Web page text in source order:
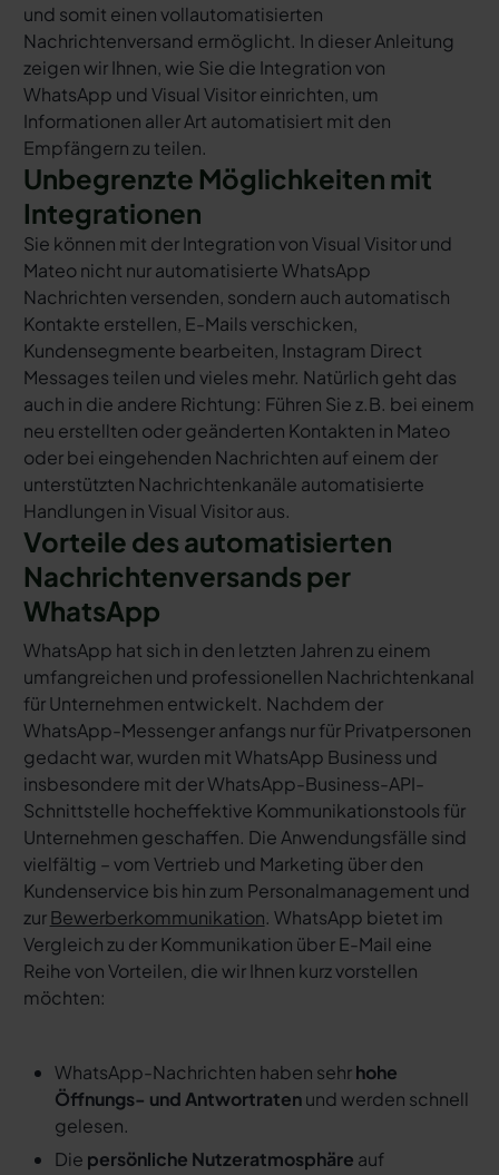
und somit einen vollautomatisierten
Nachrichtenversand ermöglicht. In dieser Anleitung
zeigen wir Ihnen, wie Sie die Integration von
WhatsApp und Visual Visitor einrichten, um
Informationen aller Art automatisiert mit den
Empfängern zu teilen.
Unbegrenzte Möglichkeiten mit
Integrationen
Sie können mit der Integration von Visual Visitor und
Mateo nicht nur automatisierte WhatsApp
Nachrichten versenden, sondern auch automatisch
Kontakte erstellen, E-Mails verschicken,
Kundensegmente bearbeiten, Instagram Direct
Messages teilen und vieles mehr. Natürlich geht das
auch in die andere Richtung: Führen Sie z.B. bei einem
neu erstellten oder geänderten Kontakten in Mateo
oder bei eingehenden Nachrichten auf einem der
unterstützten Nachrichtenkanäle automatisierte
Handlungen in Visual Visitor aus.
Vorteile des automatisierten
Nachrichtenversands per
WhatsApp
WhatsApp hat sich in den letzten Jahren zu einem
umfangreichen und professionellen Nachrichtenkanal
für Unternehmen entwickelt. Nachdem der
WhatsApp-Messenger anfangs nur für Privatpersonen
gedacht war, wurden mit WhatsApp Business und
insbesondere mit der WhatsApp-Business-API-
Schnittstelle hocheffektive Kommunikationstools für
Unternehmen geschaffen. Die Anwendungsfälle sind
vielfältig – vom Vertrieb und Marketing über den
Kundenservice bis hin zum Personalmanagement und
zurBewerberkommunikation. WhatsApp bietet im
Vergleich zu der Kommunikation über E-Mail eine
Reihe von Vorteilen, die wir Ihnen kurz vorstellen
möchten:
WhatsApp-Nachrichten haben sehrhohe
Öffnungs- und Antwortratenund werden schnell
gelesen.
Die persönliche Nutzeratmosphäre auf